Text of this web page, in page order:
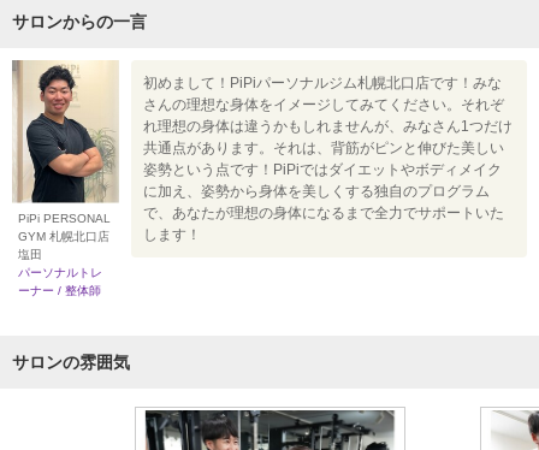
サロンからの一言
PiPi PERSONAL
GYM 札幌北口店
塩田
パーソナルトレ
ーナー / 整体師
初めまして！PiPiパーソナルジム札幌北口店です！みな
さんの理想な身体をイメージしてみてください。それぞ
れ理想の身体は違うかもしれませんが、みなさん1つだけ
共通点があります。それは、背筋がピンと伸びた美しい
姿勢という点です！PiPiではダイエットやボディメイク
に加え、姿勢から身体を美しくする独自のプログラム
で、あなたが理想の身体になるまで全力でサポートいた
します！
サロンの雰囲気